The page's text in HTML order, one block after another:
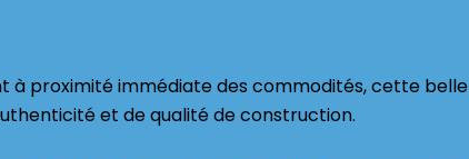
à proximité immédiate des commodités, cette belle
et de qualité de construction.